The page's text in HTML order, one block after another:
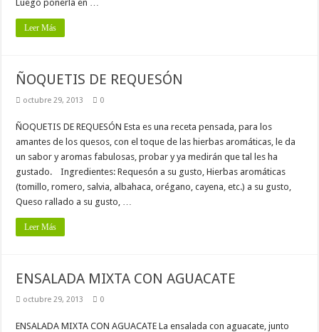
Luego ponerla en …
Leer Más
ÑOQUETIS DE REQUESÓN
octubre 29, 2013 0
ÑOQUETIS DE REQUESÓN Esta es una receta pensada, para los
amantes de los quesos, con el toque de las hierbas aromáticas, le da
un sabor y aromas fabulosas, probar y ya medirán que tal les ha
gustado. Ingredientes: Requesón a su gusto, Hierbas aromáticas
(tomillo, romero, salvia, albahaca, orégano, cayena, etc.) a su gusto,
Queso rallado a su gusto, …
Leer Más
ENSALADA MIXTA CON AGUACATE
octubre 29, 2013 0
ENSALADA MIXTA CON AGUACATE La ensalada con aguacate, junto